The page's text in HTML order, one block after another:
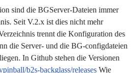
sind die BGServer-Dateien immer
Seit V.2.x ist dies nicht mehr
trennt die Konfiguration des
die Server- und die BG-configdateien
In Github stehen die Versionen
b2s-backglass/releases Wie